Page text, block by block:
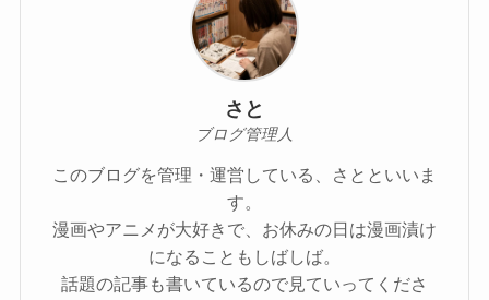
さと
ブログ管理人
このブログを管理・運営している、さとといいま
す。
漫画やアニメが大好きで、お休みの日は漫画漬け
になることもしばしば。
話題の記事も書いているので見ていってくださ